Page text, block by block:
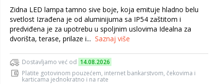
Zidna LED lampa tamno sive boje, koja emituje hladno belu
svetlost Izrađena je od aluminijuma sa IP54 zaštitom i
predviđena je za upotrebu u spoljnim uslovima Idealna za
dvorišta, terase, prilaze i... Saznaj više
Dostavljamo već od 14.08.2026
Platite gotovinom pouzećem, internet bankarstvom, čekovima i
karticama jednokratno i na rate